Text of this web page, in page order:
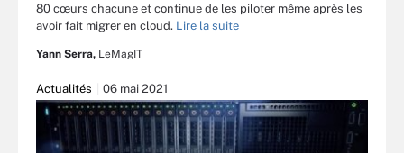
80 cœurs chacune et continue de les piloter même après les
avoir fait migrer en cloud. Lire la suite
Yann Serra, LeMagIT
Actualités 06 mai 2021